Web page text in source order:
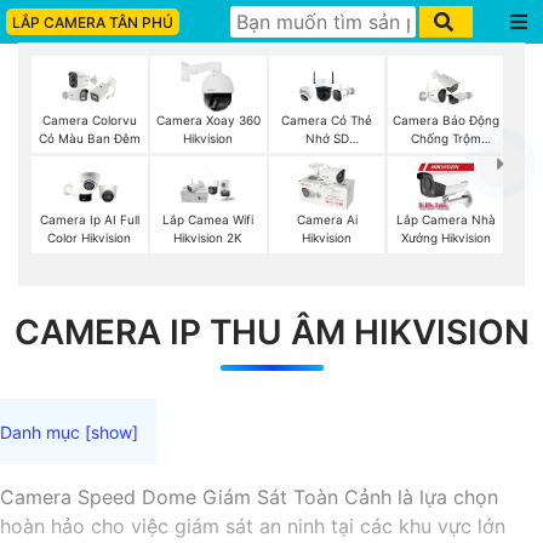
LẮP CAMERA TÂN PHÚ
Camera Colorvu
Có Màu Ban Đêm
Camera Xoay 360
Hikvision
Camera Có Thẻ
Nhớ SD
Camera Báo Động
Chống Trộm
Camera Ip AI Full
Color Hikvision
Lắp Camea Wifi
Hikvision 2K
Camera Ai
Hikvision
Lắp Camera Nhà
Xưởng Hikvision
CAMERA IP THU ÂM HIKVISION
Camera Speed Dome Giám Sát Toàn Cảnh là lựa chọn
hoàn hảo cho việc giám sát an ninh tại các khu vực lớn